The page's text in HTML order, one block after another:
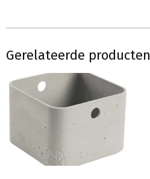
Gerelateerde producten